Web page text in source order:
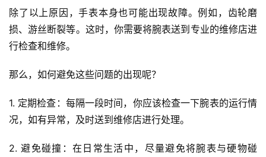
除了以上原因，手表本身也可能出现故障。例如，齿轮磨
损、游丝断裂等。这时，你需要将腕表送到专业的维修店进
行检查和维修。
那么，如何避免这些问题的出现呢？
1. 定期检查：每隔一段时间，你应该检查一下腕表的运行情
况，如有异常，及时送到维修店进行处理。
2. 避免碰撞：在日常生活中，尽量避免将腕表与硬物碰